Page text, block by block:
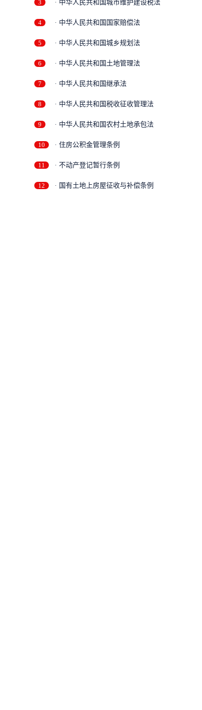
3 · 中华人民共和国城市维护建设税法
4 · 中华人民共和国国家赔偿法
5 · 中华人民共和国城乡规划法
6 · 中华人民共和国土地管理法
7 · 中华人民共和国继承法
8 · 中华人民共和国税收征收管理法
9 · 中华人民共和国农村土地承包法
10 · 住房公积金管理条例
11 · 不动产登记暂行条例
12 · 国有土地上房屋征收与补偿条例